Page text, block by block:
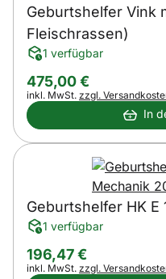
Geburtshelfer Vink
Fleischrassen)
1 verfügbar
475,00€
Steuerhinweis:
inkl. MwSt. zzgl.
In
Geburtshelfer HK E
1 verfügbar
196,47€
Steuerhinweis:
inkl. MwSt. zzgl.